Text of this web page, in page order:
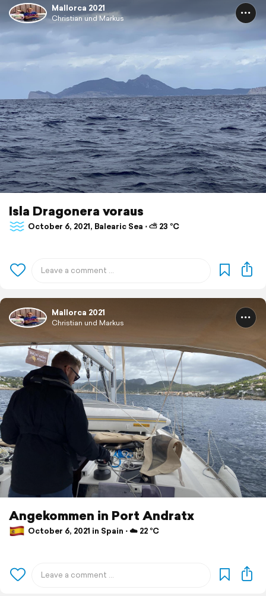
Mallorca 2021
Christian und Markus
Isla Dragonera voraus
October 6, 2021, Balearic Sea ⋅ ⛅ 23 °C
Mallorca 2021
Christian und Markus
Angekommen in Port Andratx
October 6, 2021 in Spain ⋅ ☁️ 22 °C